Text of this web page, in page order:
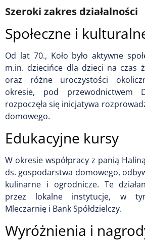
Szeroki zakres działalności
Społeczne i
Od lat 70., Koło było aktywne
m.in. dziecińce dla dzieci na czas
oraz różne uroczystości
okresie, pod przewodnictwem
rozpoczęła się inicjatywa
domowego.
Edukacyjne kursy
W okresie współpracy z panią
ds. gospodarstwa domowego,
kulinarne i ogrodnicze. Te
przez lokalne instytucje, w
Mleczarnię i Bank Spółdzielczy.
Wyróżnienia i